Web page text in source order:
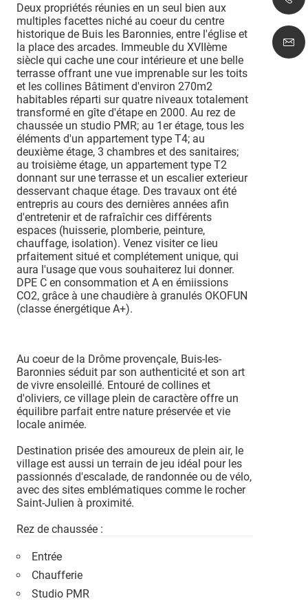
Deux propriétés réunies en un seul bien aux
multiples facettes niché au coeur du centre
historique de Buis les Baronnies, entre l'église et
la place des arcades. Immeuble du XVIIème
siècle qui cache une cour intérieure et une belle
terrasse offrant une vue imprenable sur les toits
et les collines Bâtiment d'environ 270m2
habitables réparti sur quatre niveaux totalement
transformé en gîte d'étape en 2000. Au rez de
chaussée un studio PMR; au 1er étage, tous les
éléments d'un appartement type T4; au
deuxième étage, 3 chambres et des sanitaires;
au troisième étage, un appartement type T2
donnant sur une terrasse et un escalier exterieur
desservant chaque étage. Des travaux ont été
entrepris au cours des dernières années afin
d'entretenir et de rafraîchir ces différents
espaces (huisserie, plomberie, peinture,
chauffage, isolation). Venez visiter ce lieu
prfaitement situé et complétement unique, qui
aura l'usage que vous souhaiterez lui donner.
DPE C en consommation et A en émiissions
CO2, grâce à une chaudière à granulés OKOFUN
(classe énergétique A+).
Au coeur de la Drôme provençale, Buis-les-
Baronnies séduit par son authenticité et son art
de vivre ensoleillé. Entouré de collines et
d'oliviers, ce village plein de caractère offre un
équilibre parfait entre nature préservée et vie
locale animée.
Destination prisée des amoureux de plein air, le
village est aussi un terrain de jeu idéal pour les
passionnés d'escalade, de randonnée ou de vélo,
avec des sites emblématiques comme le rocher
Saint-Julien à proximité.
Rez de chaussée :
Entrée
Chaufferie
Studio PMR